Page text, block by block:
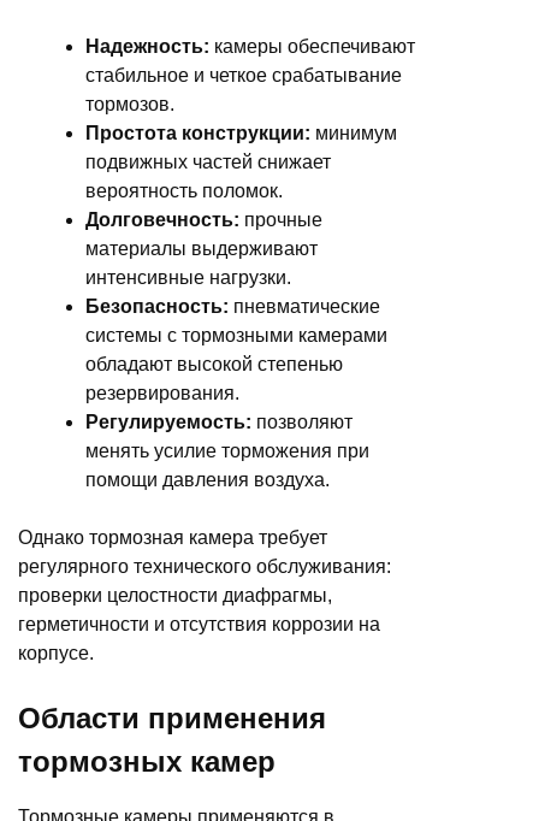
Надежность: камеры обеспечивают
стабильное и четкое срабатывание
тормозов.
Простота конструкции: минимум
подвижных частей снижает
вероятность поломок.
Долговечность: прочные
материалы выдерживают
интенсивные нагрузки.
Безопасность: пневматические
системы с тормозными камерами
обладают высокой степенью
резервирования.
Регулируемость: позволяют
менять усилие торможения при
помощи давления воздуха.
Однако тормозная камера требует
регулярного технического обслуживания:
проверки целостности диафрагмы,
герметичности и отсутствия коррозии на
корпусе.
Области применения
тормозных камер
Тормозные камеры применяются в